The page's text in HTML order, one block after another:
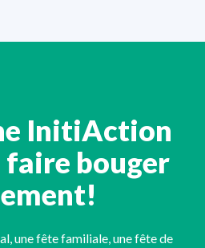
InitiAction
faire bouger
une fête familiale, une fête de